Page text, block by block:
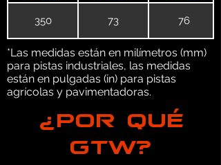
350 73 76
*Las medidas están en milímetros (mm)
para pistas industriales, las medidas
están en pulgadas (in) para pistas
agrícolas y pavimentadoras.
¿POR QUÉ
GTW?